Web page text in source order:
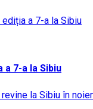
a 7-a la Sibiu